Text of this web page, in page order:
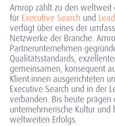
Amrop zählt zu den weltweit
für Executive Search und
verfügt über eines der
Netzwerke der Branche.
Partnerunternehmen
Qualitätsstandards,
gemeinsamen, konsequent
Klient:innen ausgerichteten
Executive Search und in der
verbanden. Bis heute prägen
unternehmerische Kultur und
weltweiten Erfolgs.